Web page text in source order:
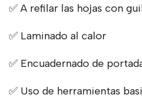
✅ A refilar las hojas con
✅ Laminado al calor
✅ Encuadernado de
✅ Uso de herramientas